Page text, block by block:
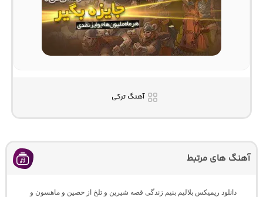
آهنگ ترکی
آهنگ های مرتبط
دانلود ریمیکس بلالیم بنیم زندگی قصه شیرین و تلخ از حصین و ماهسون و